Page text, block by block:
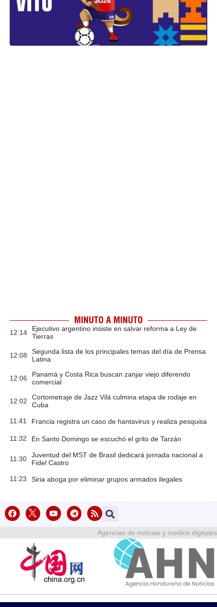
MINUTO A MINUTO
12:14
Ejecutivo argentino insiste en salvar reforma a Ley de
Tierras
12:08
Segunda lista de los principales temas del día de Prensa
Latina
12:06
Panamá y Costa Rica buscan zanjar viejo diferendo
comercial
12:02
Cortometraje de Jazz Vilá culmina etapa de rodaje en
Cuba
11:41 Francia registra un caso de hantavirus y realiza pesquisa
11:32 En Santo Domingo se escuchó el grito de Tarzán
11:30
Juventud del MST de Brasil dedicará jornada nacional a
Fidel Castro
11:23 Siria aboga por eliminar grupos armados ilegales
Agencias de noticias y medios digitales